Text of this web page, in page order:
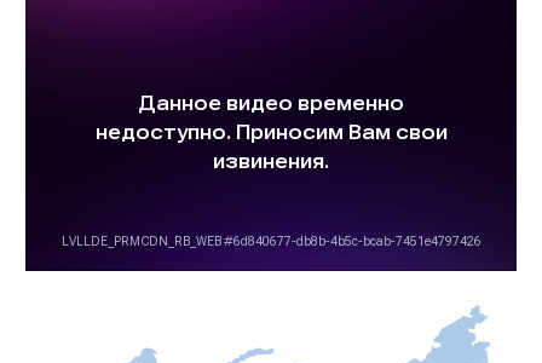
Наши клиенты